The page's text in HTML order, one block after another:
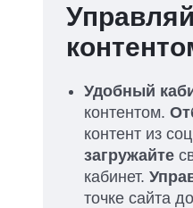
Удобный
контентом.
контент из
загружайте
кабинет.
точке сайта